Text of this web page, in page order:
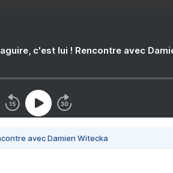
c'est lui ! Rencontre avec
avec Damien Witecka